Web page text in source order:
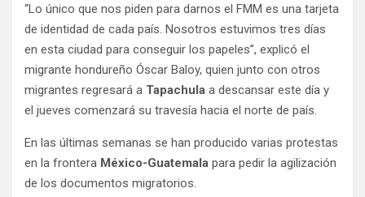
“Lo único que nos piden para darnos el FMM es una tarjeta
de identidad de cada país. Nosotros estuvimos tres días
en esta ciudad para conseguir los papeles”, explicó el
migrante hondureño Óscar Baloy, quien junto con otros
migrantes regresará a Tapachula a descansar este día y
el jueves comenzará su travesía hacia el norte de país.
En las últimas semanas se han producido varias protestas
en la frontera México-Guatemala para pedir la agilización
de los documentos migratorios.